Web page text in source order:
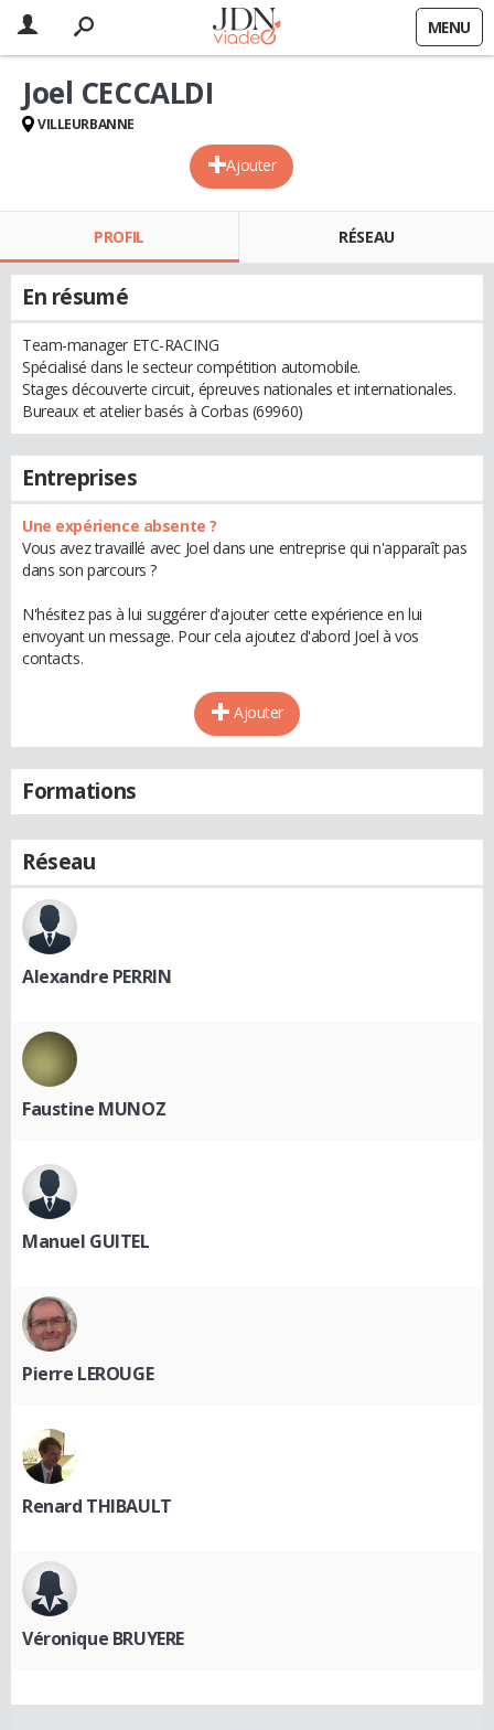
MENU
Ajouter
Joel CECCALDI
VILLEURBANNE
PROFIL RÉSEAU
En résumé
Team-manager ETC-RACING
Spécialisé dans le secteur compétition automobile.
Stages découverte circuit, épreuves nationales et internationales.
Bureaux et atelier basés à Corbas (69960)
Entreprises
Une expérience absente ?
Vous avez travaillé avec Joel dans une entreprise qui n'apparaît pas
dans son parcours ?
N'hésitez pas à lui suggérer d'ajouter cette expérience en lui
envoyant un message. Pour cela ajoutez d'abord Joel à vos
contacts.
Ajouter
Formations
Réseau
Alexandre PERRIN
Faustine MUNOZ
Manuel GUITEL
Pierre LEROUGE
Renard THIBAULT
Véronique BRUYERE